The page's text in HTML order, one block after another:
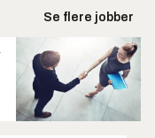
Se flere jobber